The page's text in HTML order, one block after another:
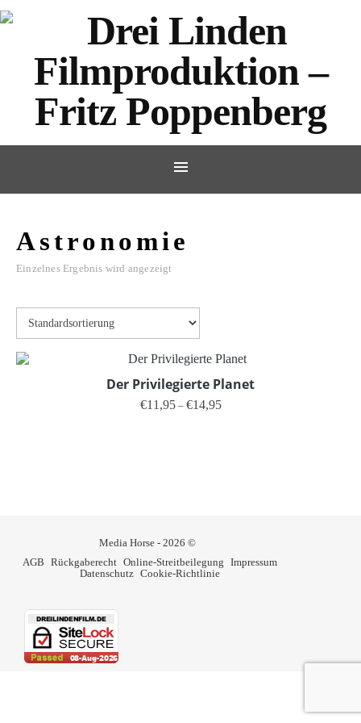
Astronomie
Einzelnes Ergebnis wird angezeigt
Der Privilegierte Planet
€11,95 – €14,95Preisspanne: €11,95 bis €14,95
Media Horse - 2026 ©
AGB Rückgaberecht Online-Streitbeilegung Impressum
Datenschutz Cookie-Richtlinie